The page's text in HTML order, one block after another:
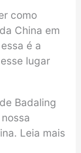
como
China em
é a
lugar
Badaling
Leia mais